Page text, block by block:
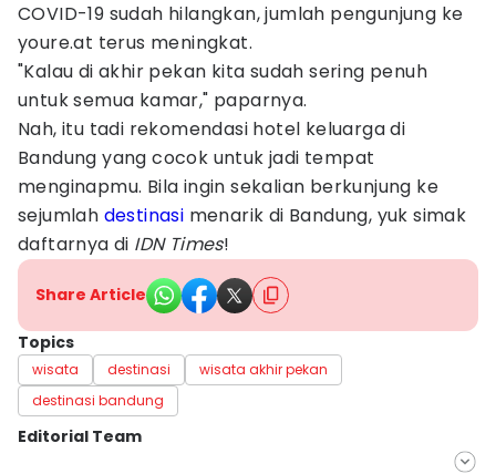
COVID-19 sudah hilangkan, jumlah pengunjung ke
youre.at terus meningkat.
"Kalau di akhir pekan kita sudah sering penuh
untuk semua kamar," paparnya.
Nah, itu tadi rekomendasi hotel keluarga di
Bandung yang cocok untuk jadi tempat
menginapmu. Bila ingin sekalian berkunjung ke
sejumlah destinasi menarik di Bandung, yuk simak
daftarnya di IDN Times!
Share Article
Topics
wisata destinasi
wisata akhir pekan
destinasi bandung
Editorial Team